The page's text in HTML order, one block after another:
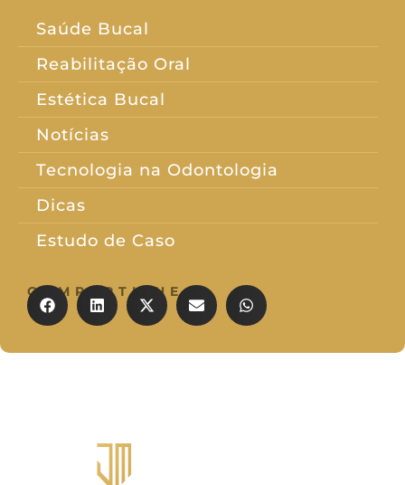
Saúde Bucal
Reabilitação Oral
Estética Bucal
Notícias
Tecnologia na Odontologia
Dicas
Estudo de Caso
COMPARTILHE